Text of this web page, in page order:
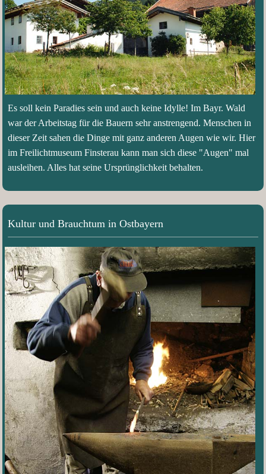
Es soll kein Paradies sein und auch keine Idylle! Im Bayr. Wald
war der Arbeitstag für die Bauern sehr anstrengend. Menschen in
dieser Zeit sahen die Dinge mit ganz anderen Augen wie wir. Hier
im Freilichtmuseum Finsterau kann man sich diese "Augen" mal
ausleihen. Alles hat seine Ursprünglichkeit behalten.
Kultur und Brauchtum in Ostbayern